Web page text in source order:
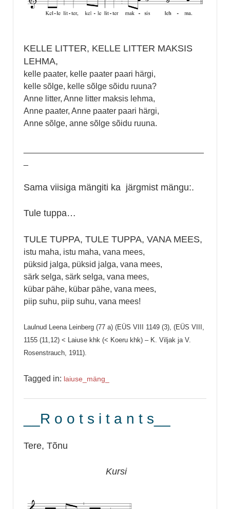
KELLE LITTER, KELLE LITTER MAKSIS
LEHMA,
kelle paater, kelle paater paari härgi,
kelle sõlge, kelle sõlge sõidu ruuna?
Anne litter, Anne litter maksis lehma,
Anne paater, Anne paater paari härgi,
Anne sõlge, anne sõlge sõidu ruuna.
Sama viisiga mängiti ka järgmist mängu:.
Tule tuppa…
TULE TUPPA, TULE TUPPA, VANA MEES,
istu maha, istu maha, vana mees,
püksid jalga, püksid jalga, vana mees,
särk selga, särk selga, vana mees,
kübar pähe, kübar pähe, vana mees,
piip suhu, piip suhu, vana mees!
Laulnud Leena Leinberg (77 a) (EÜS VIII 1149 (3), (EÜS VIII,
1155 (11,12) < Laiuse khk (< Koeru khk) – K. Viljak ja V.
Rosenstrauch, 1911).
Tagged in: laiuse_ mäng_
__R o o t s i t a n t s__
Tere, Tõnu
Kursi